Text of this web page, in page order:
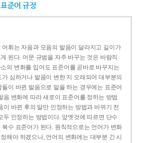
준어 규정
휘는 자음과 모음의 발음이 달라지고 길이가
된다. 어문 규범을 자주 바꾸는 것은 바람직
의 변화를 입어도 표준어를 곧바로 바꾸지는
심하거나 발음이 변한 지 오래되어 대부분의
이 바뀐 발음으로 말을 하는 경우에는 표준어
음 변화에 따라 새로이 표준어를 정하는 방법
이 바뀐 후의 말만 인정하는 방법과 바뀌기 전
두 인정하는 방법이다. 앞엣것에 따르면 단수
수 표준어가 된다. 원칙적으로는 언어가 변화
해야 하겠으나, 언어의 변화에는 대부분 긴 시